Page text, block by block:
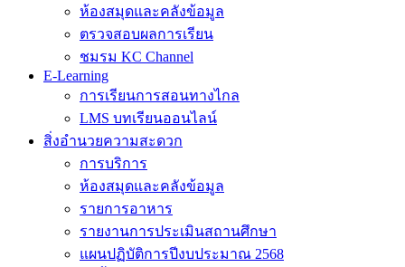
ห้องสมุดและคลังข้อมูล
ตรวจสอบผลการเรียน
ชมรม KC Channel
E-Learning
การเรียนการสอนทางไกล
LMS บทเรียนออนไลน์
สิ่งอำนวยความสะดวก
การบริการ
ห้องสมุดและคลังข้อมูล
รายการอาหาร
รายงานการประเมินสถานศึกษา
แผนปฏิบัติการปีงบประมาณ 2568